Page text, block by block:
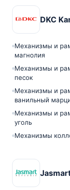
DKC
Механизмы и
магнолия
Механизмы и
песок
Механизмы и
ванильный
Механизмы и
уголь
Механизмы